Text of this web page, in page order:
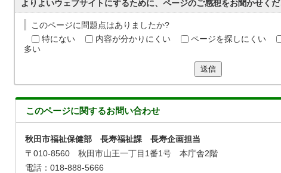
よりよいウェブサイトにするために、ページのご感想をお聞かせくだ
このページに問題点はありましたか?
特にない
内容が分かりにくい ページを探しにくい
多い
送信
このページに関するお問い合わせ
秋田市福祉保健部 長寿福祉課 長寿企画担当
〒010-8560 秋田市山王一丁目1番1号 本庁舎2階
電話：018-888-5666